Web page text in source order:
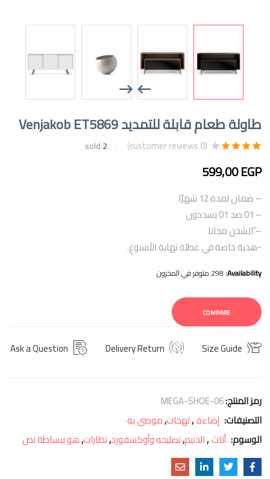
طاولة طعام قابلة للتمديد Venjakob ET5869
4.00 من 5
بناءً على تقييم
(
0
2
sold
599,00EGP
– ضمان لمدة 12 شهرًا
– 01 ضد 01 يسددون
– ًالشحن مجانا
-هدية خاصة في عطلة نهاية الأسبوع.
Availability: 298 متوفر في المخزون
COMPARE
Size Guide
Delivery Return
Ask a Question
رمز المنتج:MEGA-SHOE-06
التصنيفات: إضاءة,لهجات,موصى به
الوسوم: أثاث,الدنيم,تصليحه وأوكسفورد,نظارات,هو ببساطة نص